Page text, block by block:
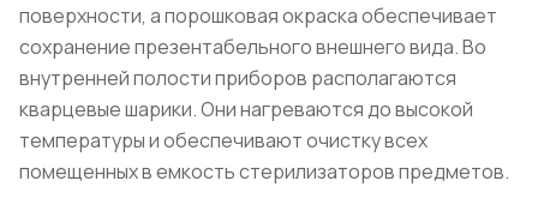
поверхности, а порошковая окраска обеспечивает
сохранение презентабельного внешнего вида. Во
внутренней полости приборов располагаются
кварцевые шарики. Они нагреваются до высокой
температуры и обеспечивают очистку всех
помещенных в емкость стерилизаторов предметов.